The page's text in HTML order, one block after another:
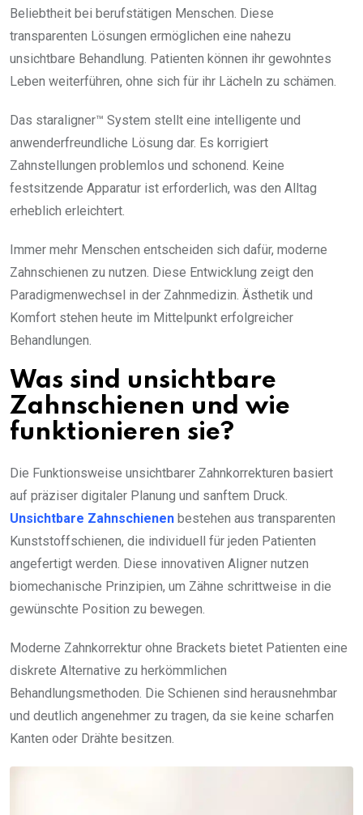
Beliebtheit bei berufstätigen Menschen. Diese
transparenten Lösungen ermöglichen eine nahezu
unsichtbare Behandlung. Patienten können ihr gewohntes
Leben weiterführen, ohne sich für ihr Lächeln zu schämen.
Das staraligner™ System stellt eine intelligente und
anwenderfreundliche Lösung dar. Es korrigiert
Zahnstellungen problemlos und schonend. Keine
festsitzende Apparatur ist erforderlich, was den Alltag
erheblich erleichtert.
Immer mehr Menschen entscheiden sich dafür, moderne
Zahnschienen zu nutzen. Diese Entwicklung zeigt den
Paradigmenwechsel in der Zahnmedizin. Ästhetik und
Komfort stehen heute im Mittelpunkt erfolgreicher
Behandlungen.
Was sind unsichtbare
Zahnschienen und wie
funktionieren sie?
Die Funktionsweise unsichtbarer Zahnkorrekturen basiert
auf präziser digitaler Planung und sanftem Druck.
Unsichtbare Zahnschienen bestehen aus transparenten
Kunststoffschienen, die individuell für jeden Patienten
angefertigt werden. Diese innovativen Aligner nutzen
biomechanische Prinzipien, um Zähne schrittweise in die
gewünschte Position zu bewegen.
Moderne Zahnkorrektur ohne Brackets bietet Patienten eine
diskrete Alternative zu herkömmlichen
Behandlungsmethoden. Die Schienen sind herausnehmbar
und deutlich angenehmer zu tragen, da sie keine scharfen
Kanten oder Drähte besitzen.